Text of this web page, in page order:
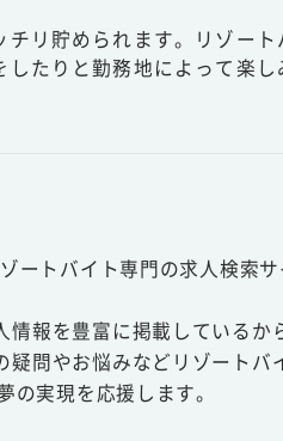
リ貯められます。リゾー
たりと勤務地によって楽し
トバイト専門の求人検索
報を豊富に掲載している
問やお悩みなどリゾート
実現を応援します。